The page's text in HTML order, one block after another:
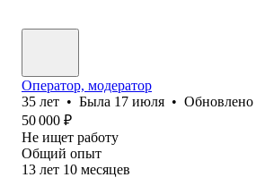
Оператор, модератор
35 лет • Была 17 июля • Обновлено
50 000 ₽
Не ищет работу
Общий опыт
13 лет 10 месяцев